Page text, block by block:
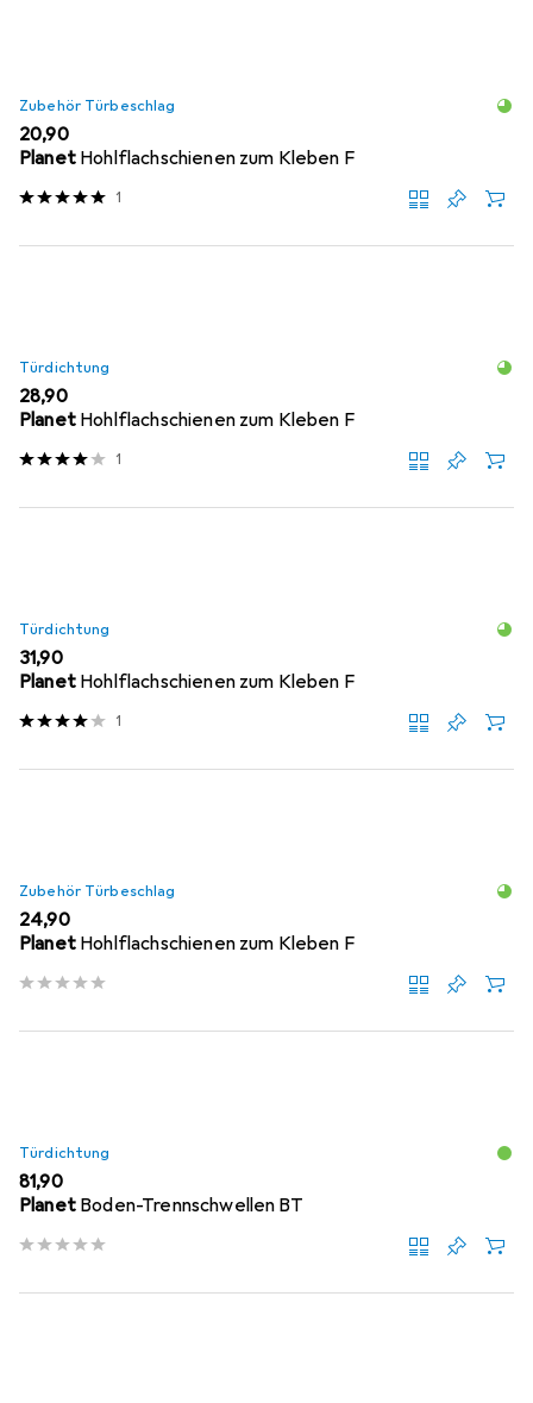
Zubehör Türbeschlag
EUR
20,90
Planet Hohlflachschienen zum Kleben F
1
Türdichtung
EUR
28,90
Planet Hohlflachschienen zum Kleben F
1
Türdichtung
EUR
31,90
Planet Hohlflachschienen zum Kleben F
1
Zubehör Türbeschlag
EUR
24,90
Planet Hohlflachschienen zum Kleben F
Türdichtung
EUR
81,90
Planet Boden-Trennschwellen BT